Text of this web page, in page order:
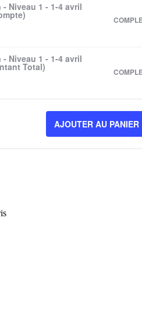
Niveau 1 - 1-4 avril
Niveau 1 - 1-4 avril
Total)
AJOUTER AU PANIER